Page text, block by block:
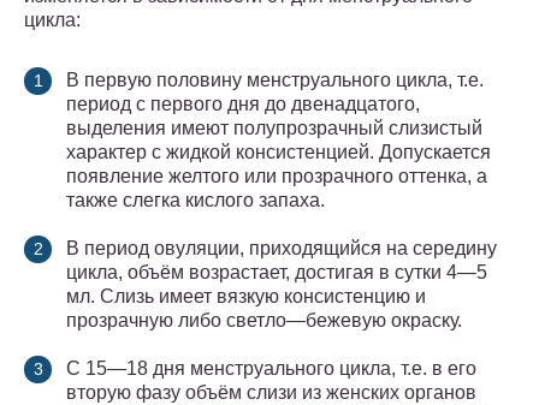
цикла:
В первую половину менструального цикла, т.е.
период с первого дня до двенадцатого,
выделения имеют полупрозрачный слизистый
характер с жидкой консистенцией. Допускается
появление желтого или прозрачного оттенка, а
также слегка кислого запаха.
В период овуляции, приходящийся на середину
цикла, объём возрастает, достигая в сутки 4—5
мл. Слизь имеет вязкую консистенцию и
прозрачную либо светло—бежевую окраску.
С 15—18 дня менструального цикла, т.е. в его
вторую фазу объём слизи из женских органов